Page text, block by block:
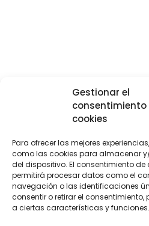
Gestionar el
consentimiento
cookies
Para ofrecer las mejores
como las cookies para almacenar
del dispositivo. El consentimiento
permitirá procesar datos como el
navegación o las identificaciones
consentir o retirar el
a ciertas características y funciones.